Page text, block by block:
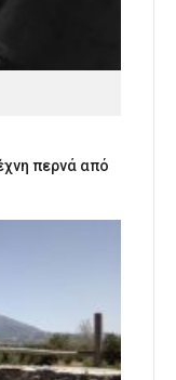
περνά από